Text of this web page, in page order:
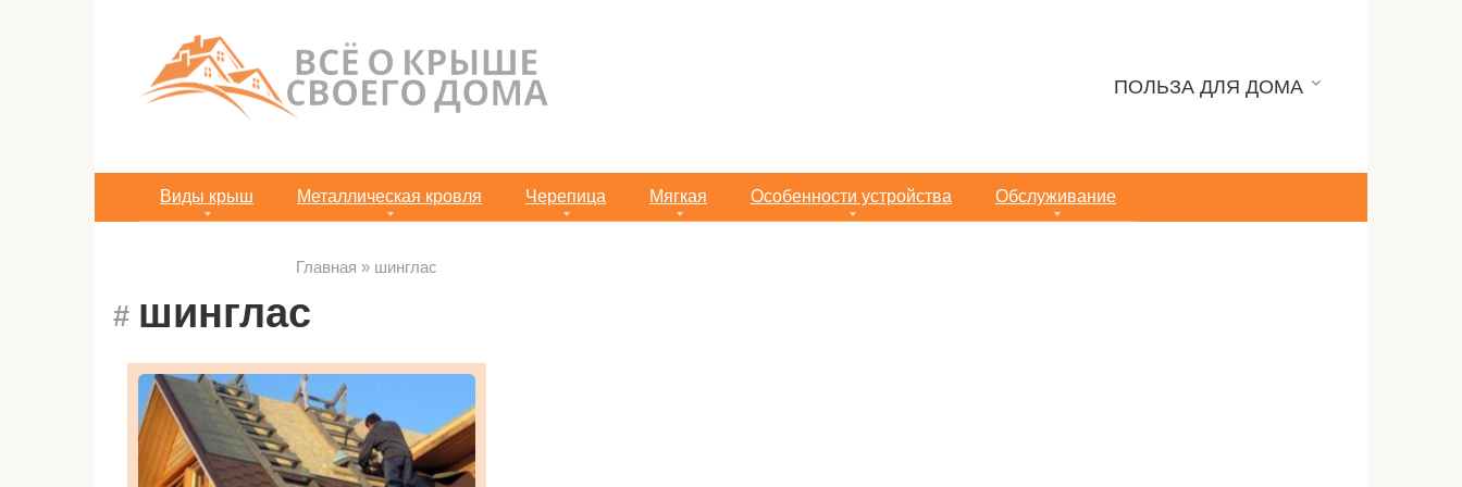
ПОЛЬЗА ДЛЯ ДОМА
Виды крыш Металлическая кровля Черепица Мягкая Особенности устройства Обслуживание
Главная » шинглас
шинглас